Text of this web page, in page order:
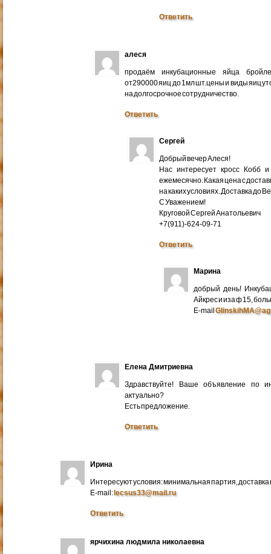
Ответить
алеся
продаём инкубационные яйца
от290000 яиц до 1мл шт.цены и виды яиц
на долгосрочное сотрудничество.
Ответить
Сергей
Добрый вечер Алеся!
Нас интересует кросс Кобб
ежемесячно. Какая цена с
на каких условиях. Доставка до
С Уважением!
Круговой Сергей Анатольевич
+7(911)-624-09-71
Ответить
Марина
добрый день!
Айкрес и иза ф 15,
E-mail
Елена Дмитриевна
Здравствуйте! Ваше объявление по
актуально?
Есть предложение.
Ответить
Ирина
Интересуют условия: минимальная партия, доставка
E-mail:lecsus33@mail.ru
Ответить
ярчихина людмила николаевна